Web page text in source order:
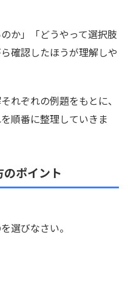
か」「どうやって選択肢
確認したほうが理解しや
れぞれの例題をもとに、
順番に整理していきま
ポイント
選びなさい。